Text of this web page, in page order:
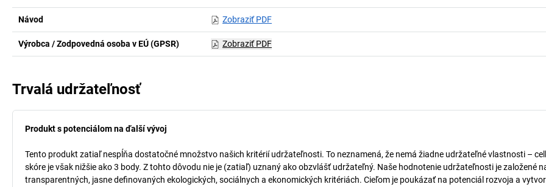
Návod Zobraziť PDF
Výrobca / Zodpovedná osoba v EÚ (GPSR) Zobraziť PDF
Trvalá udržateľnosť
Produkt s potenciálom na ďalší vývoj
Tento produkt zatiaľ nespĺňa dostatočné množstvo našich kritérií udržateľnosti. To neznamená, že nemá žiadne udržateľné vlastnosti –
skóre je však nižšie ako 3 body. Z tohto dôvodu nie je (zatiaľ) uznaný ako obzvlášť udržateľný. Naše hodnotenie udržateľnosti je založené
transparentných, jasne definovaných ekologických, sociálnych a ekonomických kritériách. Cieľom je poukázať na potenciál rozvoja a